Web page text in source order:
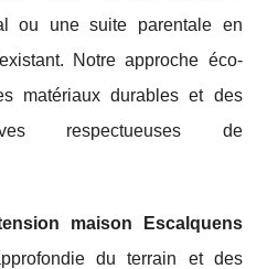
ou une suite parentale en
Notre approche éco-
matériaux durables et des
respectueuses de
maison Escalquens
du terrain et des